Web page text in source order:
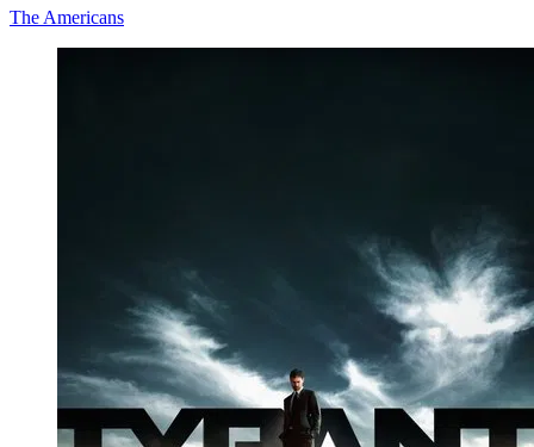
The Americans